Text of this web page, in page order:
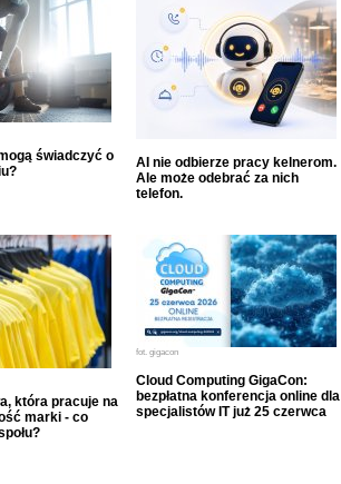
świadczyć o
AI nie odbierze pracy kelnerom.
Ale może odebrać za nich
telefon.
która pracuje na
marki - co
fot. gigacon
Cloud Computing GigaCon:
bezpłatna konferencja online dla
specjalistów IT już 25 czerwca